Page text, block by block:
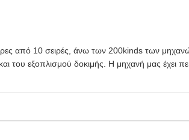
από 10 σειρές, άνω των 200kinds των
του εξοπλισμού δοκιμής. Η μηχανή μας έχει